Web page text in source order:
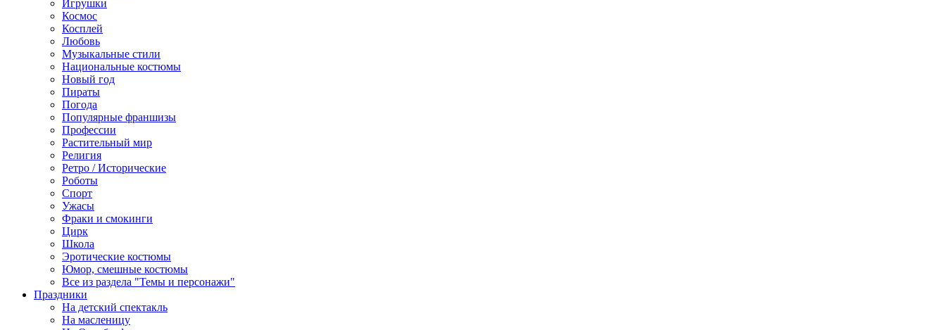
Игрушки
Космос
Косплей
Любовь
Музыкальные стили
Национальные костюмы
Новый год
Пираты
Погода
Популярные франшизы
Профессии
Растительный мир
Религия
Ретро / Исторические
Роботы
Спорт
Ужасы
Фраки и смокинги
Цирк
Школа
Эротические костюмы
Юмор, смешные костюмы
Все из раздела "Темы и персонажи"
Праздники
На детский спектакль
На масленицу